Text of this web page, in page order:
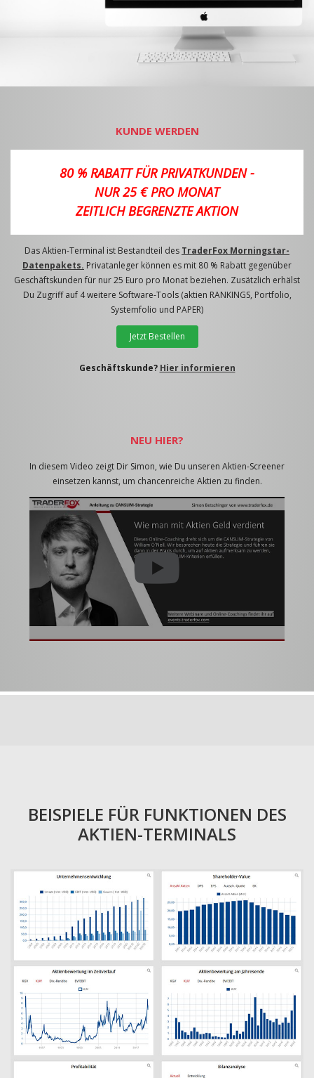
KUNDE WERDEN
80 % RABATT FÜR PRIVATKUNDEN -
NUR 25 € PRO MONAT
ZEITLICH BEGRENZTE AKTION
Das Aktien-Terminal ist Bestandteil des TraderFox Morningstar-
Datenpakets. Privatanleger können es mit 80 % Rabatt gegenüber
Geschäftskunden für nur 25 Euro pro Monat beziehen. Zusätzlich erhälst
Du Zugriff auf 4 weitere Software-Tools (aktien RANKINGS, Portfolio,
Systemfolio und PAPER)
Jetzt Bestellen
Geschäftskunde? Hier informieren
NEU HIER?
In diesem Video zeigt Dir Simon, wie Du unseren Aktien-Screener
einsetzen kannst, um chancenreiche Aktien zu finden.
BEISPIELE FÜR FUNKTIONEN DES
AKTIEN-TERMINALS